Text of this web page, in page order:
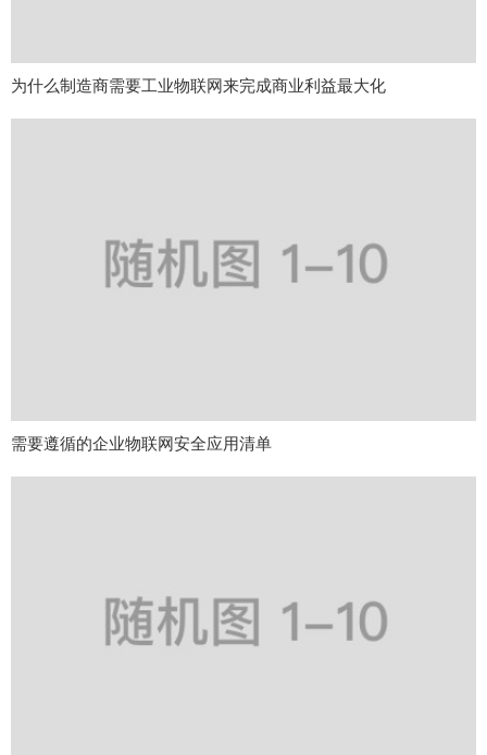
为什么制造商需要工业物联网来完成商业利益最大化
需要遵循的企业物联网安全应用清单